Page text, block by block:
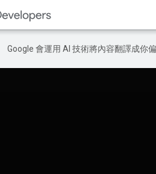
Google 會運用 AI 技術將內容翻譯成你